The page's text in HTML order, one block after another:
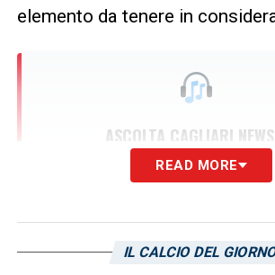
elemento da tenere in
ASCOLTA CAGLIARI
Non hai tempo di leggere?
rossoblù.Clicca
READ MORE
IL CALCIO DEL